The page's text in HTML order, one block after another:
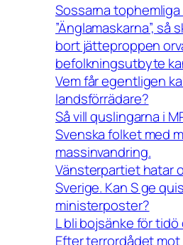
Sossarna
”Änglamaskarna”, så
bort jätteproppen
befolkningsutbyte
Vem får egentligen
landsförrädare?
Så vill quslingarna i
Svenska folket med
massinvandring.
Vänsterpartiet hatar
Sverige. Kan S ge
ministerposter?
L bli bojsänke för
Efter terrordådet mot